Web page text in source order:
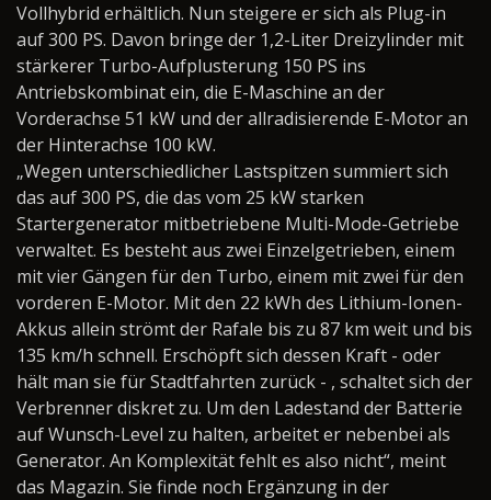
Vollhybrid erhältlich. Nun steigere er sich als Plug-in
auf 300 PS. Davon bringe der 1,2-Liter Dreizylinder mit
stärkerer Turbo-Aufplusterung 150 PS ins
Antriebskombinat ein, die E-Maschine an der
Vorderachse 51 kW und der allradisierende E-Motor an
der Hinterachse 100 kW.
„Wegen unterschiedlicher Lastspitzen summiert sich
das auf 300 PS, die das vom 25 kW starken
Startergenerator mitbetriebene Multi-Mode-Getriebe
verwaltet. Es besteht aus zwei Einzelgetrieben, einem
mit vier Gängen für den Turbo, einem mit zwei für den
vorderen E-Motor. Mit den 22 kWh des Lithium-Ionen-
Akkus allein strömt der Rafale bis zu 87 km weit und bis
135 km/h schnell. Erschöpft sich dessen Kraft - oder
hält man sie für Stadtfahrten zurück - , schaltet sich der
Verbrenner diskret zu. Um den Ladestand der Batterie
auf Wunsch-Level zu halten, arbeitet er nebenbei als
Generator. An Komplexität fehlt es also nicht“, meint
das Magazin. Sie finde noch Ergänzung in der